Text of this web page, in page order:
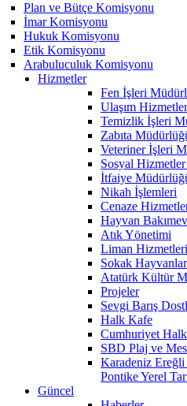
Plan ve Bütçe Komisyonu
İmar Komisyonu
Hukuk Komisyonu
Etik Komisyonu
Arabuluculuk Komisyonu
Hizmetler
Fen İşleri
Ulaşım
Temizlik İşleri
Zabıta
Veteriner İşleri
Sosyal
İtfaiye
Nikah İşlemleri
Cenaze
Hayvan
Atık Yönetimi
Liman Hizmetleri
Sokak
Atatürk Kültür
Projeler
Sevgi Barış
Halk Kafe
Cumhuriyet
SBD Plaj ve
Karadeniz
Pontike Yerel
Güncel